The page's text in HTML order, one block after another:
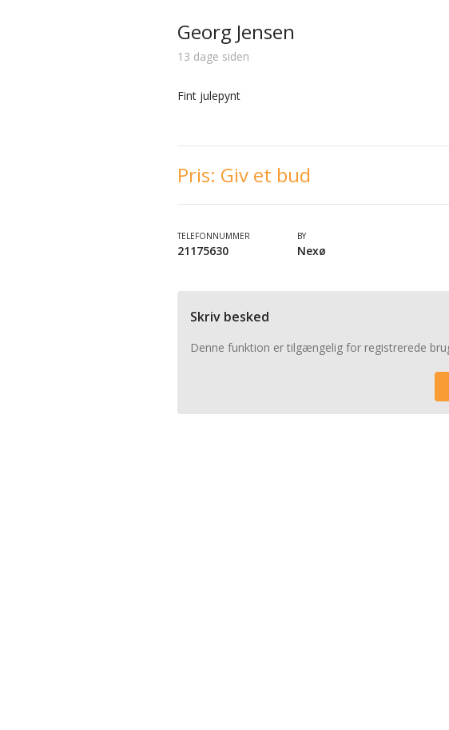
Georg Jensen
13 dage siden
Fint julepynt
Pris: Giv et bud
TELEFONNUMMER
21175630
BY
Nexø
Skriv besked
Denne funktion er tilgængelig for registrerede